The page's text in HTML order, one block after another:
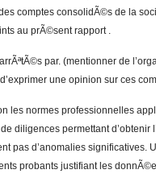
comptes consolidÃ©s de la
au prÃ©sent rapport .
par. (mentionner de
une opinion sur ces
les normes professionnelles
diligences permettant d’obtenir
pas d’anomalies significatives.
probants justifiant les